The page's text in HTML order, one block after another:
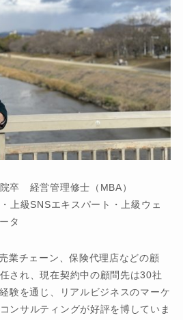
卒 経営管理修士（MBA）
上級SNSエキスパート・上級ウェ
タ
業チェーン、保険代理店などの顧
され、現在契約中の顧問先は30社
験を通じ、リアルビジネスのマーケ
ンサルティングが好評を博していま